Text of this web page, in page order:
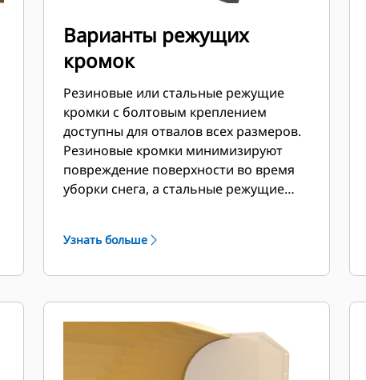
Варианты режущих
кромок
Резиновые или стальные режущие
кромки с болтовым креплением
доступны для отвалов всех размеров.
Резиновые кромки минимизируют
повреждение поверхности во время
уборки снега, а стальные режущие
Узнать больше